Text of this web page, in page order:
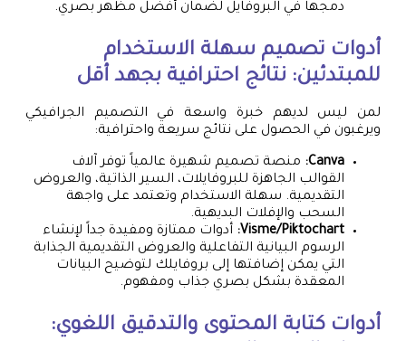
دمجها في البروفايل لضمان أفضل مظهر بصري.
أدوات تصميم سهلة الاستخدام
للمبتدئين: نتائج احترافية بجهد أقل
لمن ليس لديهم خبرة واسعة في التصميم الجرافيكي
ويرغبون في الحصول على نتائج سريعة واحترافية:
Canva: منصة تصميم شهيرة عالمياً توفر آلاف
القوالب الجاهزة للبروفايلات، السير الذاتية، والعروض
التقديمية. سهلة الاستخدام وتعتمد على واجهة
السحب والإفلات البديهية.
Visme/Piktochart:
أدوات ممتازة ومفيدة جداً لإنشاء
الرسوم البيانية التفاعلية والعروض التقديمية الجذابة
التي يمكن إضافتها إلى بروفايلك لتوضيح البيانات
المعقدة بشكل بصري جذاب ومفهوم.
أدوات كتابة المحتوى والتدقيق اللغوي: